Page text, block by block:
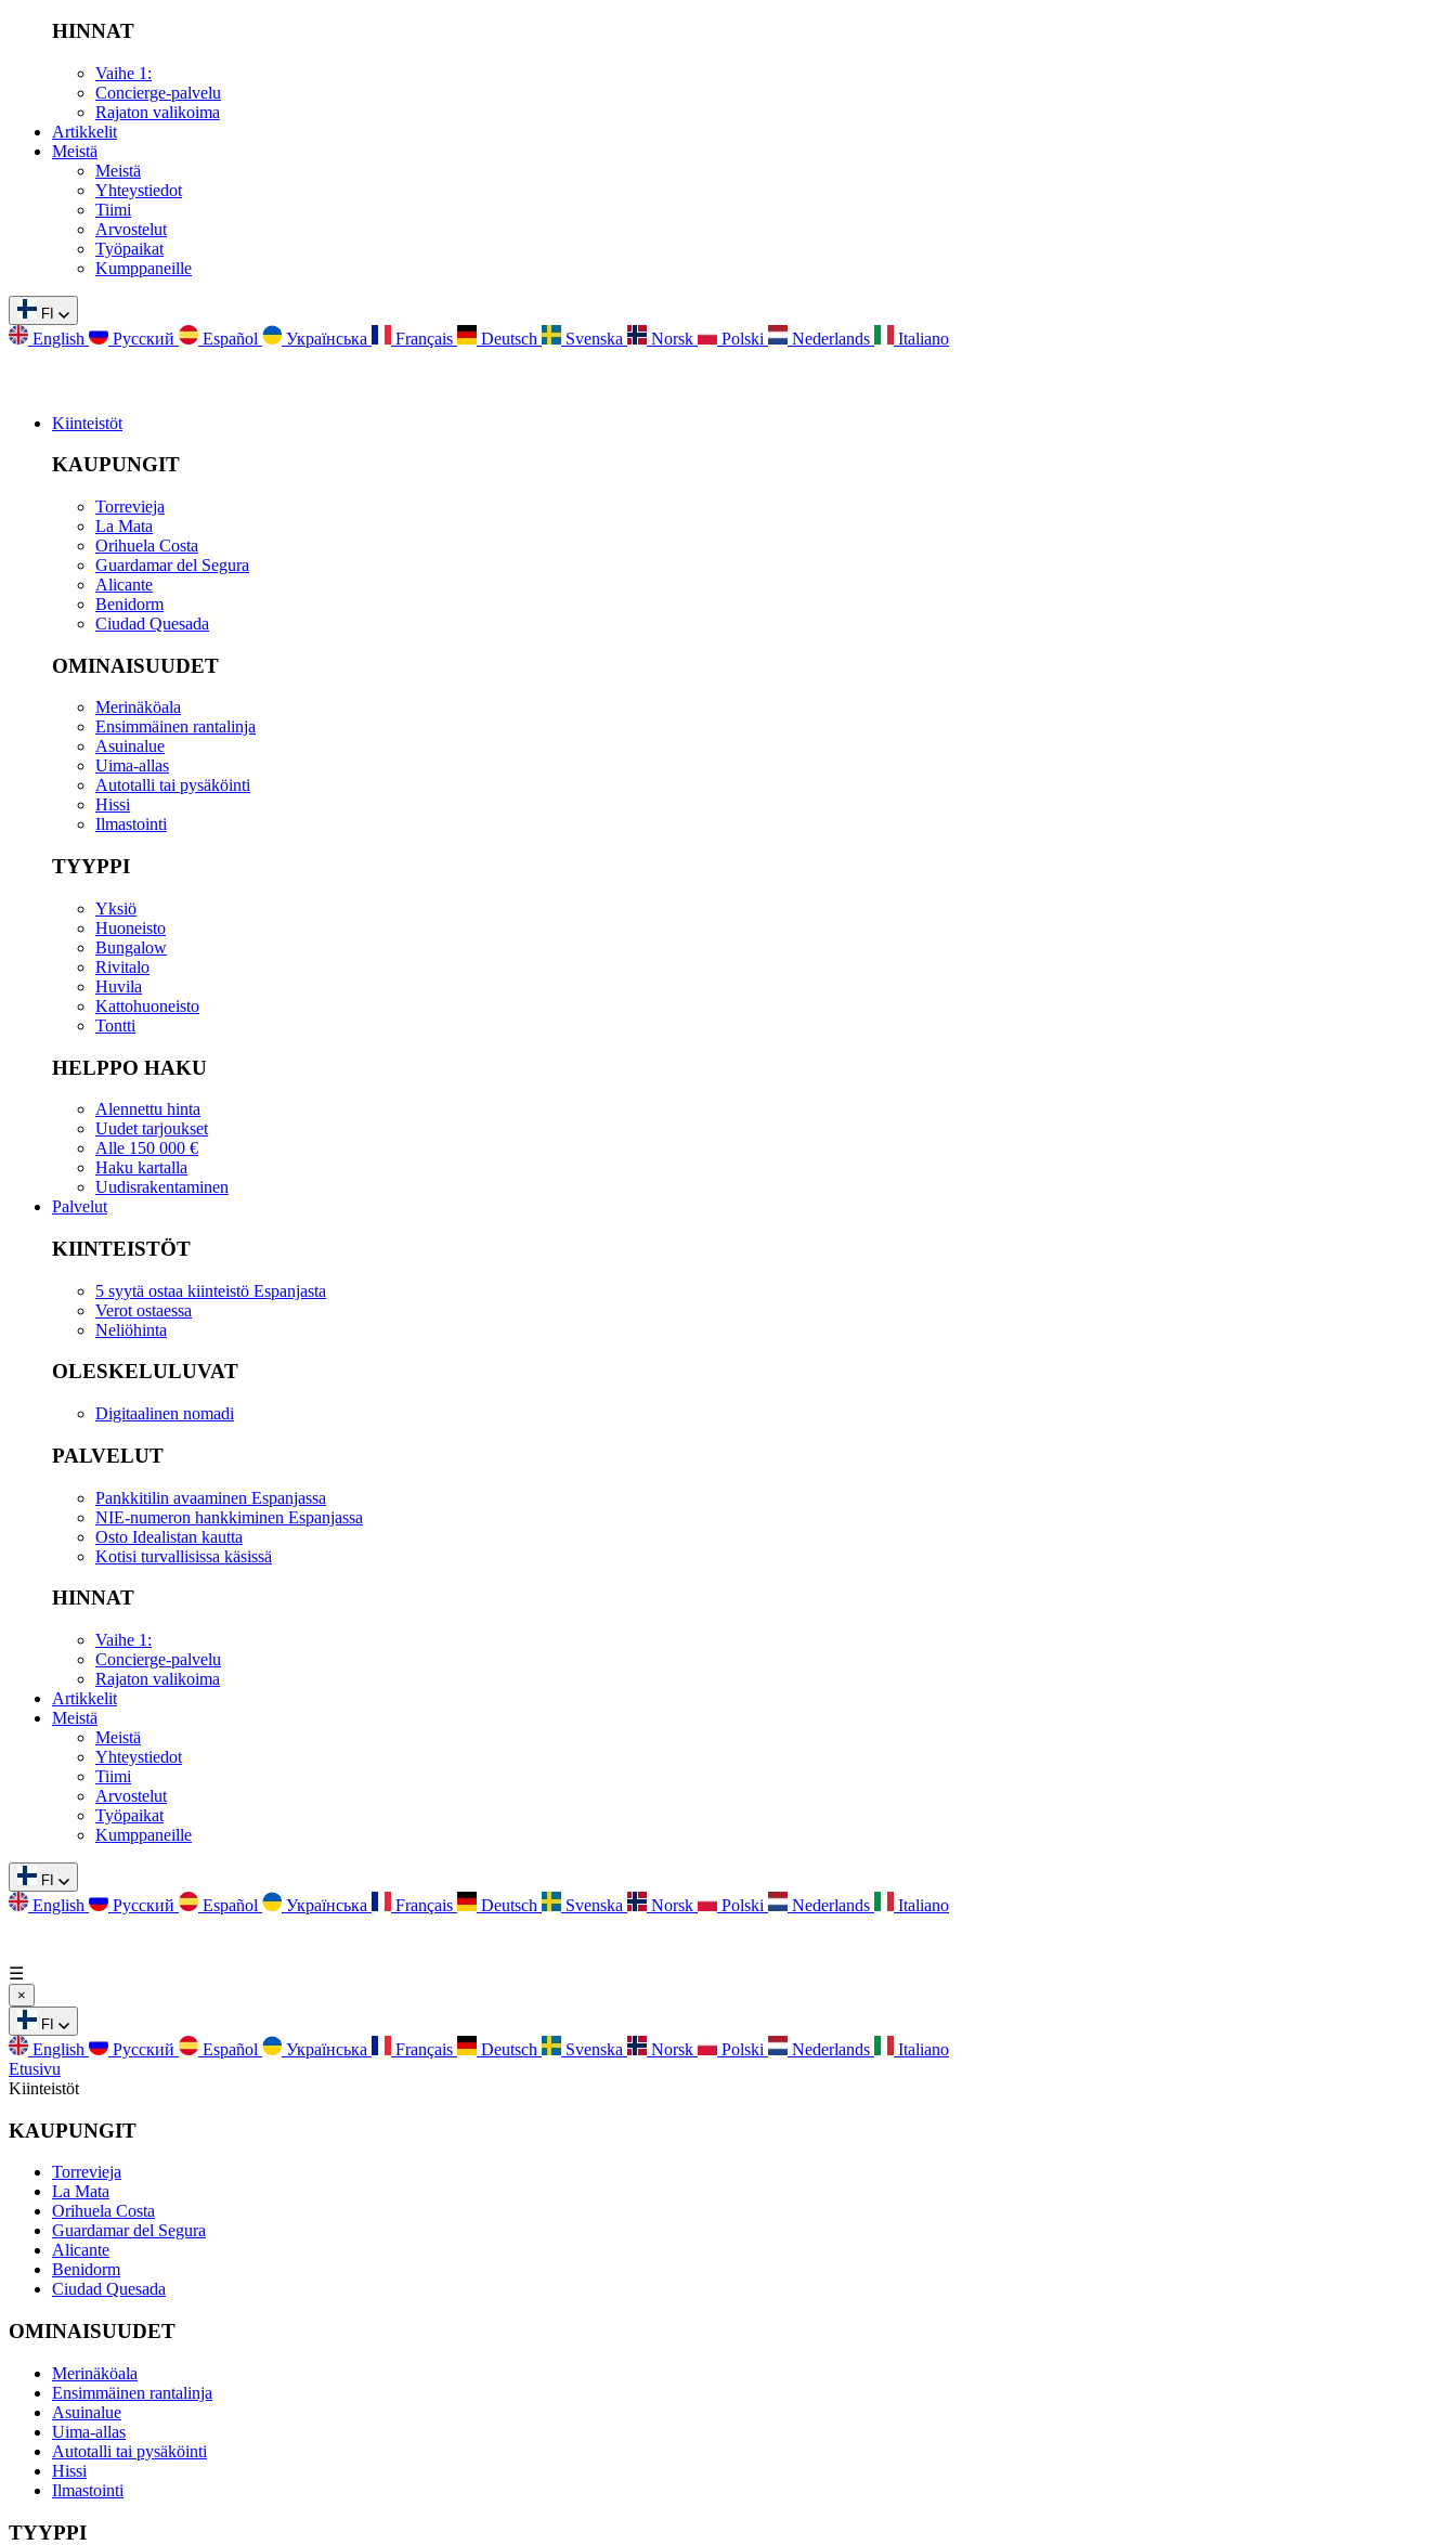
HINNAT
Vaihe 1:
Concierge-palvelu
Rajaton valikoima
Artikkelit
Meistä
Meistä
Yhteystiedot
Tiimi
Arvostelut
Työpaikat
Kumppaneille
FI
English Русский Español Українська Français Deutsch Svenska Norsk Polski Nederlands Italiano
Kiinteistöt
KAUPUNGIT
Torrevieja
La Mata
Orihuela Costa
Guardamar del Segura
Alicante
Benidorm
Ciudad Quesada
OMINAISUUDET
Merinäköala
Ensimmäinen rantalinja
Asuinalue
Uima-allas
Autotalli tai pysäköinti
Hissi
Ilmastointi
TYYPPI
Yksiö
Huoneisto
Bungalow
Rivitalo
Huvila
Kattohuoneisto
Tontti
HELPPO HAKU
Alennettu hinta
Uudet tarjoukset
Alle 150 000 €
Haku kartalla
Uudisrakentaminen
Palvelut
KIINTEISTÖT
5 syytä ostaa kiinteistö Espanjasta
Verot ostaessa
Neliöhinta
OLESKELULUVAT
Digitaalinen nomadi
PALVELUT
Pankkitilin avaaminen Espanjassa
NIE-numeron hankkiminen Espanjassa
Osto Idealistan kautta
Kotisi turvallisissa käsissä
HINNAT
Vaihe 1:
Concierge-palvelu
Rajaton valikoima
Artikkelit
Meistä
Meistä
Yhteystiedot
Tiimi
Arvostelut
Työpaikat
Kumppaneille
FI
English Русский Español Українська Français Deutsch Svenska Norsk Polski Nederlands Italiano
☰
×
FI
English Русский Español Українська Français Deutsch Svenska Norsk Polski Nederlands
Italiano
Etusivu
Kiinteistöt
KAUPUNGIT
Torrevieja
La Mata
Orihuela Costa
Guardamar del Segura
Alicante
Benidorm
Ciudad Quesada
OMINAISUUDET
Merinäköala
Ensimmäinen rantalinja
Asuinalue
Uima-allas
Autotalli tai pysäköinti
Hissi
Ilmastointi
TYYPPI